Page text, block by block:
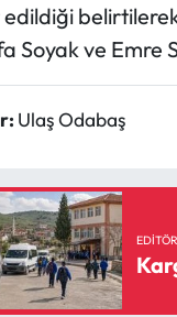
Soyak ve Emre
Ulaş Odabaş